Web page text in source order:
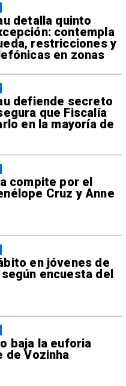
detalla quinto
contempla
restricciones y
en zonas
defiende secreto
que Fiscalía
en la mayoría de
compite por el
Cruz y Anne
en jóvenes de
encuesta del
baja la euforia
de Vozinha